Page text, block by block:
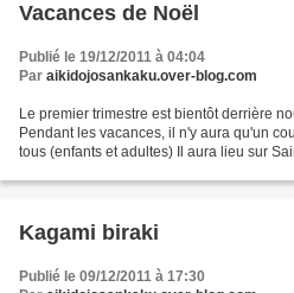
Vacances de Noël
Publié le 19/12/2011 à 04:04
Par aikidojosankaku.over-blog.com
Le premier trimestre est bientôt derrière
Pendant les vacances, il n'y aura qu'un
tous (enfants et adultes) Il aura lieu sur
Kagami biraki
Publié le 09/12/2011 à 17:30